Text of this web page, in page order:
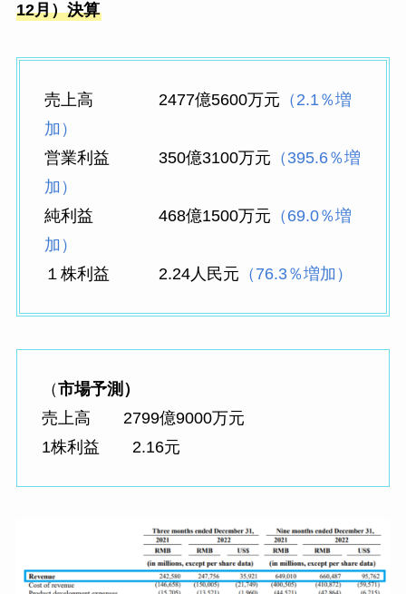
12月）決算
売上高 2477億5600万元 （2.1％増
加）
営業利益 350億3100万元 （395.6％増
加）
純利益 468億1500万元 （69.0％増
加）
１株利益 2.24人民元 （76.3％増加）
（市場予測）
売上高 2799億9000万元
1株利益 2.16元